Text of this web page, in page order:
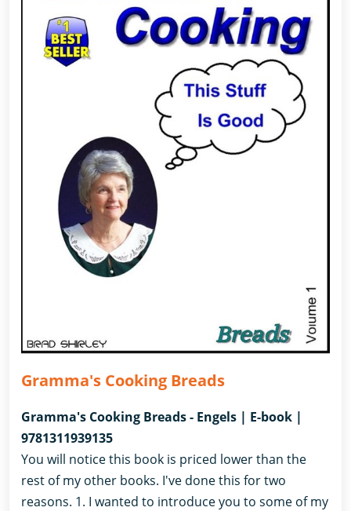
Gramma's Cooking Breads
Gramma's Cooking Breads - Engels | E-book |
9781311939135
You will notice this book is priced lower than the
rest of my other books. I've done this for two
reasons. 1. I wanted to introduce you to some of my